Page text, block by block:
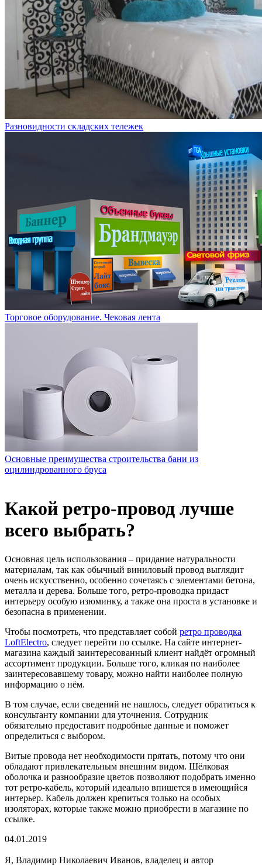
Разновидности складских тележек
Торговое оборудование. Чековая лента
Основные преимущества строительства бани из
оцилиндрованного бруса
Какой ретро-провод лучше
всего выбрать?
Основная цель использования – придание натуральности
материалам, так как обычный виниловый провод выглядит
очень искусственно, особенно сочетаясь с элементами бетона,
металла и дерева. Больше того, ретро-проводка придаст
интерьеру особую изюминку, а также она проста в установке и
безопасна в применении.
Чтобы посмотреть, что представляет собой ретро проводка
LoftElectro, следует перейти по ссылке. На сайте интернет-
магазина каждый заинтересованный клиент найдёт огромный
ассортимент продукции. Больше того, кликая по наиболее
заинтересовавшему товару, можно найти наиболее полную
информацию о нём.
В том случае, если сведений не нашлось, следует обратиться к
консультанту компании для уточнения. Сотрудник
обязательно предоставит подробные данные и поможет
определиться с выбором.
Витые провода нет необходимости прятать, потому что они
обладают привлекательным внешним видом. Шёлковая
оболочка и разнообразие цветов позволяют подобрать именно
тот ретро-кабель, который идеально впишется в имеющийся
интерьер. Кабель должен крепиться только на особых
изоляторах, которые также можно приобрести в магазине по
ссылке.
04.01.2019
Я, Владимир Николаевич Иванов, владелец и автор